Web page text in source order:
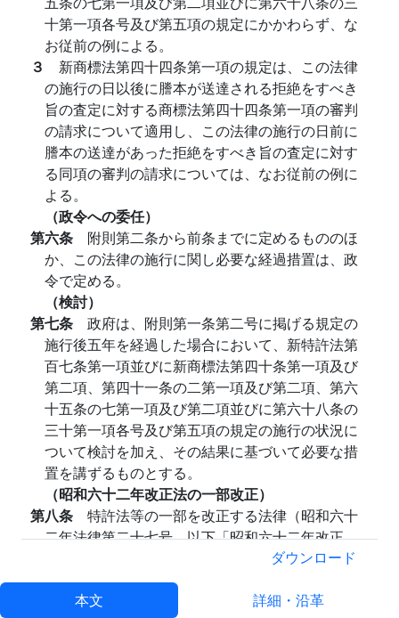
十第一項各号及び第五項の規定にかかわらず、な
お従前の例による。
３ 新商標法第四十四条第一項の規定は、この法律
の施行の日以後に謄本が送達される拒絶をすべき
旨の査定に対する商標法第四十四条第一項の審判
の請求について適用し、この法律の施行の日前に
謄本の送達があった拒絶をすべき旨の査定に対す
る同項の審判の請求については、なお従前の例に
よる。
（政令への委任）
第六条 附則第二条から前条までに定めるもののほ
か、この法律の施行に関し必要な経過措置は、政
令で定める。
（検討）
第七条 政府は、附則第一条第二号に掲げる規定の
施行後五年を経過した場合において、新特許法第
百七条第一項並びに新商標法第四十条第一項及び
第二項、第四十一条の二第一項及び第二項、第六
十五条の七第一項及び第二項並びに第六十八条の
三十第一項各号及び第五項の規定の施行の状況に
ついて検討を加え、その結果に基づいて必要な措
置を講ずるものとする。
（昭和六十二年改正法の一部改正）
第八条 特許法等の一部を改正する法律（昭和六十
二年法律第二十七号。以下「昭和六十二年改正
法」という。）の一部を次のように改正する。
附則第三条第三項の表下欄中「千七百円」を
「千五百円」に、「千百円」を「千円」に、「五
ダウンロード
本文 詳細・沿革